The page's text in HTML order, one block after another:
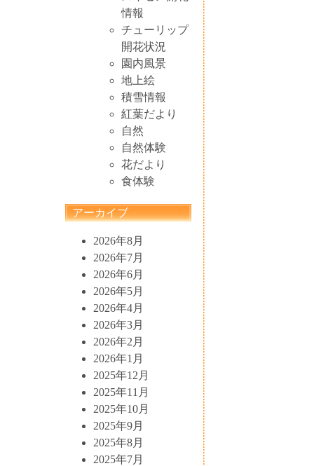
情報
チューリップ
開花状況
園内風景
地上絵
積雪情報
紅葉だより
自然
自然体験
花だより
食体験
アーカイブ
2026年8月
2026年7月
2026年6月
2026年5月
2026年4月
2026年3月
2026年2月
2026年1月
2025年12月
2025年11月
2025年10月
2025年9月
2025年8月
2025年7月